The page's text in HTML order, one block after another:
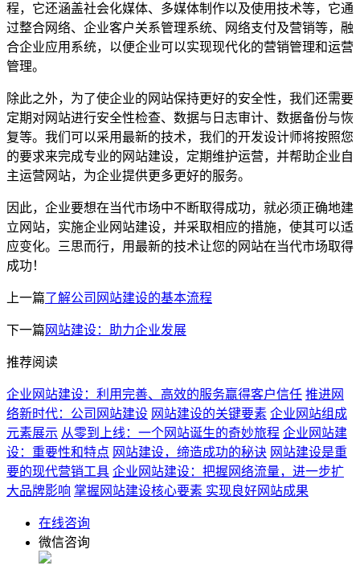
程，它还涵盖社会化媒体、多媒体制作以及使用技术等，它通
过整合网络、企业客户关系管理系统、网络支付及营销等，融
合企业应用系统，以便企业可以实现现代化的营销管理和运营
管理。
除此之外，为了使企业的网站保持更好的安全性，我们还需要
定期对网站进行安全性检查、数据与日志审计、数据备份与恢
复等。我们可以采用最新的技术，我们的开发设计师将按照您
的要求来完成专业的网站建设，定期维护运营，并帮助企业自
主运营网站，为企业提供更多更好的服务。
因此，企业要想在当代市场中不断取得成功，就必须正确地建
立网站，实施企业网站建设，并采取相应的措施，使其可以适
应变化。三思而行，用最新的技术让您的网站在当代市场取得
成功！
上一篇了解公司网站建设的基本流程
下一篇 网站建设：助力企业发展
推荐阅读
企业网站建设：利用完善、高效的服务赢得客户信任 推进网
络新时代：公司网站建设 网站建设的关键要素 企业网站组成
元素展示 从零到上线：一个网站诞生的奇妙旅程 企业网站建
设：重要性和特点 网站建设，缔造成功的秘诀 网站建设是重
要的现代营销工具 企业网站建设：把握网络流量，进一步扩
大品牌影响 掌握网站建设核心要素 实现良好网站成果
在线咨询
微信咨询